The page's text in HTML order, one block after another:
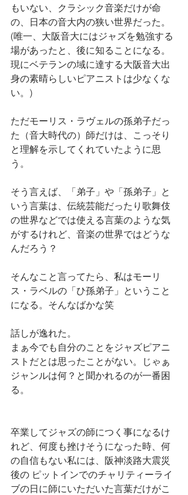
もいない、クラシック音楽だけが命
の、日本の音大内の狭い世界だった。
(唯一、大阪音大にはジャズを勉強する
場があったと、後に知ることになる。
現にベテランの域に達する大阪音大出
身の素晴らしいピアニストは少なくな
い。)
ただモーリス・ラヴェルの孫弟子だっ
た（音大時代の）師だけは、こっそり
と理解を示してくれていたように思
う。
そう言えば、「弟子」や「孫弟子」と
いう言葉は、伝統芸能だったり歌舞伎
の世界などでは使える言葉のような気
がするけれど、音楽の世界ではどうな
んだろう？
そんなこと言ってたら、私はモーリ
ス・ラベルの「ひ孫弟子」ということ
になる。そんなばかな笑
話しが逸れた。
まぁ今でも自分のことをジャズピアニ
ストだとは思ったことがない。じゃぁ
ジャンルは何？と聞かれるのが一番困
る。
卒業してジャズの師につく事になるけ
れど、何度も挫けそうになった時、何
の自信もない私には、阪神淡路大震災
後の ピットインでのチャリティーライ
ブの日に師にいただいた言葉だけがこ